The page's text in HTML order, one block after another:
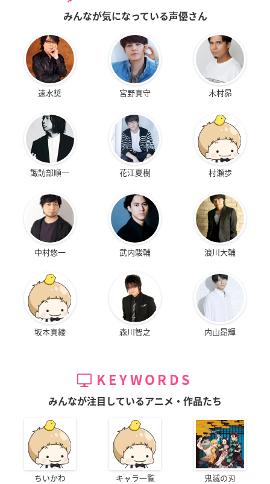
みんなが気になっている声優さん
速水奨 宮野真守 木村昴
諏訪部順一 花江夏樹 村瀬歩
中村悠一 武内駿輔 浪川大輔
坂本真綾 森川智之 内山昂輝
KEYWORDS
みんなが注目しているアニメ・作品たち
ちいかわ キャラ一覧 鬼滅の刃